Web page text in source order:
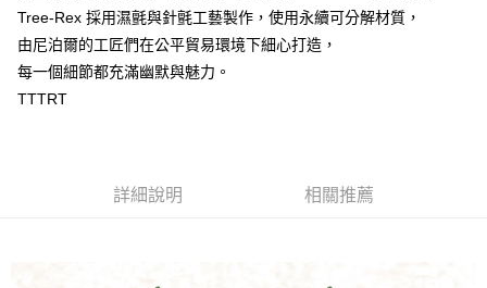
Tree-Rex 採用濕氈與針氈工藝製作，使用永續可分解材質，
由尼泊爾的工匠們在公平貿易環境下細心打造，
每一個細節都充滿幽默與魅力。
TTTRT
詳細說明 相關推薦